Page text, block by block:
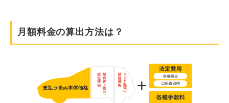
月額料金の算出方法は？